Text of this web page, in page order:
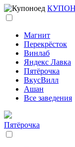
Магнит
Перекрёсток
Винлаб
Яндекс Лавка
Пятёрочка
ВкусВилл
Ашан
Все заведения
Пятёрочка